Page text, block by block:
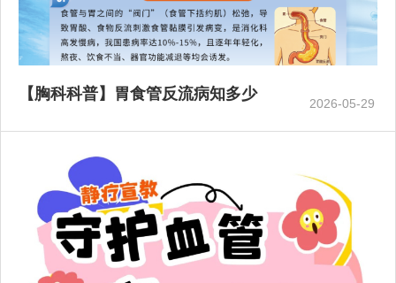
2026-05-29
【胸科科普】胃食管反流病知多少